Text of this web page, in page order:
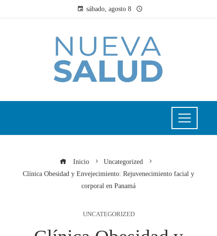
sábado, agosto 8
Inicio
Uncategorized
Clínica Obesidad y Envejecimiento: Rejuvenecimiento facial y
corporal en Panamá
UNCATEGORIZED